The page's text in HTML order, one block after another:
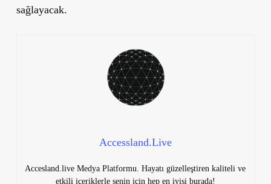
sağlayacak.
Accessland.Live
Accesland.live Medya Platformu. Hayatı güzelleştiren kaliteli ve
etkili içeriklerle senin için hep en iyisi burada!